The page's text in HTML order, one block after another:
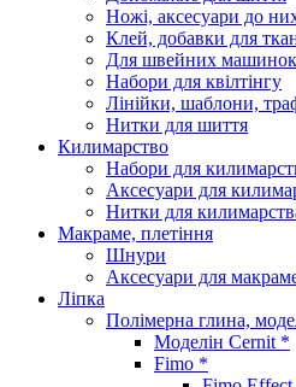
Ножі, аксесуари до
Клей, добавки для
Для швейних машинок
Набори для квілтінгу
Лінійки, шаблони,
Нитки для шиття
Килимарство
Набори для
Аксесуари для
Нитки для
Макраме, плетіння
Шнури
Аксесуари для
Ліпка
Полімерна глина,
Моделін Cernit *
Fimo *